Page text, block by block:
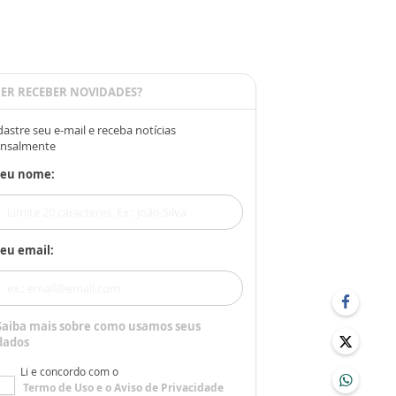
RECEBER NOVIDADES?
seu e-mail e receba notícias
nome:
email:
mais sobre como usamos seus
Li e concordo com o
Termo de Usoe oAviso de Privacidade